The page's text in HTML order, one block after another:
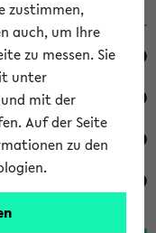
zustimmen,
auch, um Ihre
zu messen. Sie
unter
mit der
Auf der Seite
zu den